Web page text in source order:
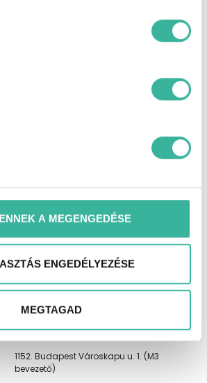
A MEGENGEDÉSE
ENGEDÉLYEZÉSE
MEGTAGAD
fűthető tükör, guminyomás-ellenőrző
légzsák, ködlámpa, könnyűfém felni,
középső kartámasz, kulcs nélküli
indítás, kulcsnélküli nyitórendszer, LED
oldallégzsák, rádió, riasztó, sávtartó
üveg, tempomat, térdlégzsák,
tolatókamera, USB csatlakozó,
utasoldali légzsák, ülésmagasság
állítás, vészfék asszisztens,
vezetőoldali légzsák, autóbeszámítás
Magyarországon, keveset futott, nem
20%-tól elvihető.
1152. Budapest Városkapu u. 1. (M3
bevezető)